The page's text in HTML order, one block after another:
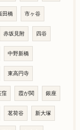
田橋 市ヶ谷
赤坂見附 四谷
中野新橋
東高円寺
窪 霞が関 銀座
茗荷谷 新大塚